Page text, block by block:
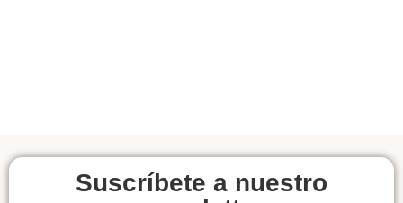
Suscríbete a nuestro